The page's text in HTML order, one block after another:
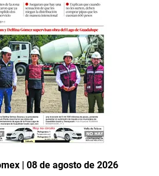
| 08 de agosto de 2026